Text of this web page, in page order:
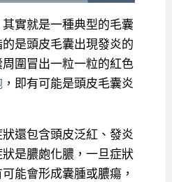
實就是一種典型的毛囊
是頭皮毛囊出現發炎的
圍冒出一粒一粒的紅色
，即有可能是頭皮毛囊炎
還包含頭皮泛紅、發炎
是膿皰化膿，一旦症狀
能會形成囊腫或膿瘍，